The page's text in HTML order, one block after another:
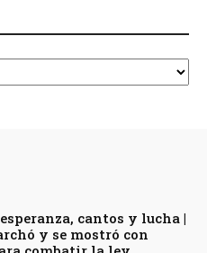
cantos y lucha |
y se mostró con